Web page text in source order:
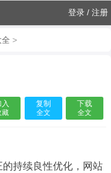
登录 / 注册
>
入
藏
复制
全文
下载
全文
持续良性优化，网站